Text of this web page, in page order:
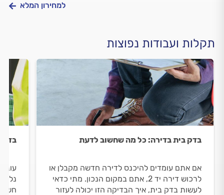
למחירון המלא
תקלות ועבודות נפוצות
בדק בית בדירה: כל מה שחשוב לדעת
אם אתם עומדים להיכנס לדירה חדשה מקבלן או
לרכוש דירה יד 2, אתם במקום הנכון. מתי כדאי
לעשות בדק בית, איך הבדיקה הזו יכולה לעזור
בדק